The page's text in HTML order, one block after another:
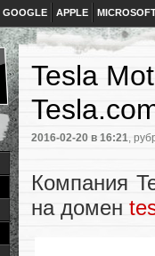
GOOGLE APPLE
Tesla
2016-02-20 в 16:21,
Компания
на домен